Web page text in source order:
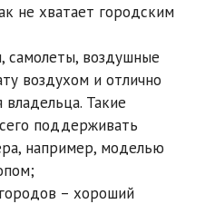
не хватает городским
самолеты, воздушные
воздухом и отлично
Такие
поддерживать
например, моделью
– хороший